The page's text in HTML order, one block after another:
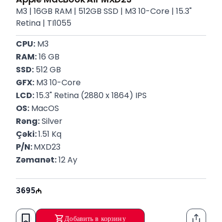
M3 | 16GB RAM | 512GB SSD | M3 10-Core | 15.3"
Retina | TI1055
CPU: M3
RAM: 16 GB
SSD: 512 GB
GFX: M3 10-Core
LCD: 15.3" Retina (2880 x 1864) IPS
OS: MacOS
Rəng: Silver
Çəki: 1.51 Kq
P/N: MXD23
Zəmanət: 12 Ay
3695
Добавить в корзину